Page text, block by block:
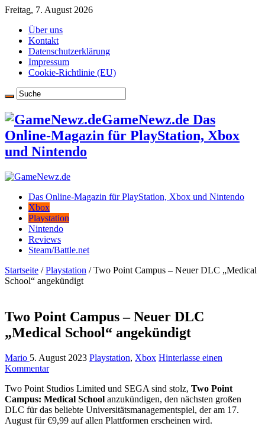
Freitag, 7. August 2026
Über uns
Kontakt
Datenschutzerklärung
Impressum
Cookie-Richtlinie (EU)
GameNewz.de Das
Online-Magazin für PlayStation, Xbox
und Nintendo
Das Online-Magazin für PlayStation, Xbox und Nintendo
Xbox
Playstation
Nintendo
Reviews
Steam/Battle.net
Startseite / Playstation / Two Point Campus – Neuer DLC „Medical
School“ angekündigt
Two Point Campus – Neuer DLC
„Medical School“ angekündigt
Mario 5. August 2023 Playstation, Xbox Hinterlasse einen
Kommentar
Two Point Studios Limited und SEGA sind stolz, Two Point
Campus: Medical School anzukündigen, den nächsten großen
DLC für das beliebte Universitätsmanagementspiel, der am 17.
August für €9,99 auf allen Plattformen erscheinen wird.